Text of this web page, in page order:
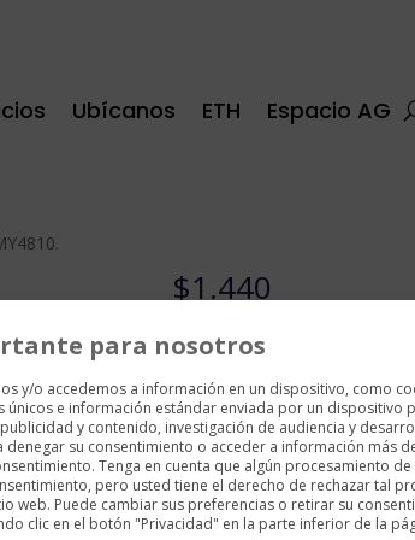
Ubícanos ETH Espacio AG
$1.440
Dimensiones
Con cuatro ruedas y un asa
Equipaje de mano.
2 disponibles
para nosotros
y/o accedemos a información en un dispositivo, como
e información estándar enviada por un dispositivo
y contenido, investigación de audiencia y
su consentimiento o acceder a información más
Tenga en cuenta que algún procesamiento
pero usted tiene el derecho de rechazar tal
web. Puede cambiar sus preferencias o retirar su
clic en el botón "Privacidad" en la parte inferior de la